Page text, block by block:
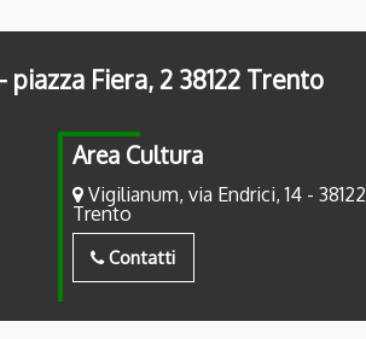
Fiera, 2 38122 Trento
Area Cultura
Vigilianum, via Endrici, 14 - 38122
Trento
Contatti